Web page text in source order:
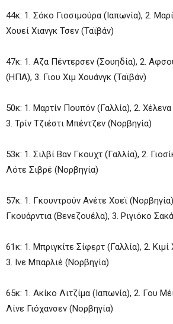
44κ: 1. Σόκο Γιοσιμούρα (Ιαπωνία), 2.
Χουεί Χιανγκ Τσεν (Ταϊβάν)
47κ: 1. Αζα Πέντερσεν (Σουηδία), 2.
(ΗΠΑ), 3. Γιου Χιμ Χουάνγκ (Ταϊβάν)
50κ: 1. Μαρτίν Πουπόν (Γαλλία), 2.
3. Τρίν Τζιέστι Μπέντζεν (Νορβηγία)
53κ: 1. Σιλβί Βαν Γκουχτ (Γαλλία), 2.
Λότε Σιβρέ (Νορβηγία)
57κ: 1. Γκουντρούν Ανέτε Χοεϊ
Γκουάρντια (Βενεζουέλα), 3. Ριγιόκο
61κ: 1. Μπριγκίτε Σίφερτ (Γαλλία), 2.
3. Ινε Μπαρλιέ (Νορβηγία)
65κ: 1. Ακίκο Λιτζίμα (Ιαπωνία), 2. Γου
Λίνε Γιόχανσεν (Νορβηγία)